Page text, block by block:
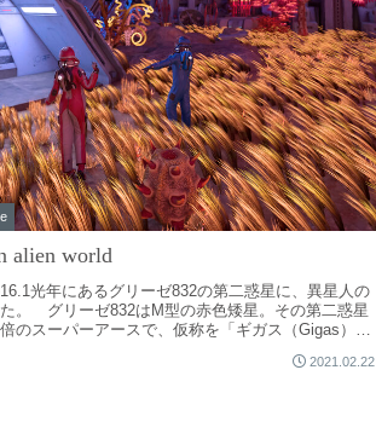
alien world
光年にあるグリーゼ832の第二惑星に、異星人の
。 グリーゼ832はM型の赤色矮星。その第二惑星
のスーパーアースで、仮称を「ギガス（Gigas）」
2021.02.22